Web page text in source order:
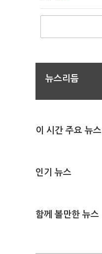
뉴스리듬
이 시간 주요 뉴스
인기 뉴스
함께 볼만한 뉴스